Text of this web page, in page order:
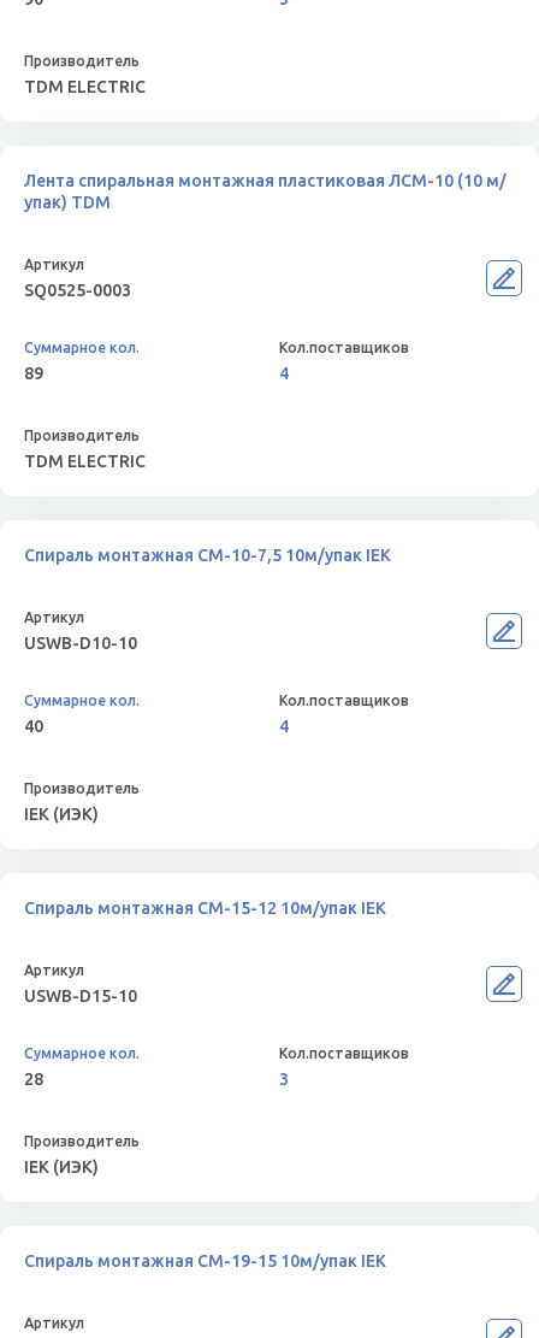
TDM ELECTRIC
Лента спиральная монтажная пластиковая ЛСМ-10 (10 м/
упак) TDM
SQ0525-0003
89 4
TDM ELECTRIC
Спираль монтажная СМ-10-7,5 10м/упак IEK
USWB-D10-10
40 4
IEK (ИЭК)
Спираль монтажная СМ-15-12 10м/упак IEK
USWB-D15-10
28 3
IEK (ИЭК)
Спираль монтажная СМ-19-15 10м/упак IEK